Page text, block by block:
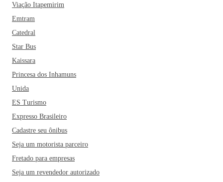
Viação Itapemirim
Emtram
Catedral
Star Bus
Kaissara
Princesa dos Inhamuns
Unida
ES Turismo
Expresso Brasileiro
Cadastre seu ônibus
Seja um motorista parceiro
Fretado para empresas
Seja um revendedor autorizado